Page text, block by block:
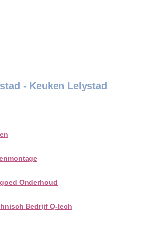
- Keuken Lelystad
Onderhoud
Bedrijf Q-tech